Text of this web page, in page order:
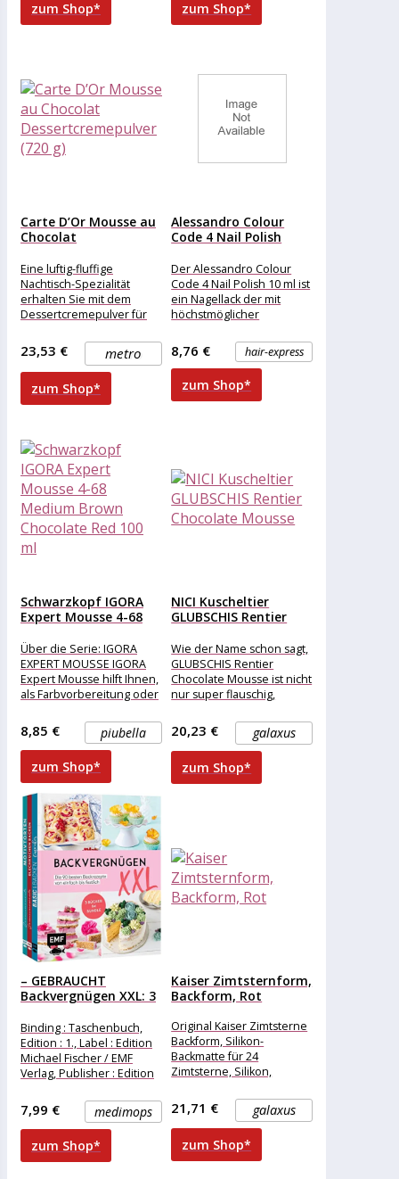
au Chocolat mit
zum Shop*
eine aufregende
zum Shop*
Carte D’Or Mousse au
Chocolat
(720...
Eine luftig-fluffige
Nachtisch-Spezialität
erhalten Sie mit dem
Dessertcremepulver für
Carte d`Or. Das Mousse
besticht durch einen
metro
23,53 €
zum Shop*
Alessandro Colour
Code 4 Nail Polish
Der Alessandro Colour
Code 4 Nail Polish 10 ml ist
ein Nagellack der mit
höchstmöglicher
enorme Deckkraft erzielt.
hair-express
8,76 €
zum Shop*
Schwarzkopf IGORA
Expert Mousse 4-68
Über die Serie: IGORA
EXPERT MOUSSE IGORA
Expert Mousse hilft Ihnen,
als Farbvorbereitung oder
zusätzlichen Schritt zu
gehen.
piubella
8,85 €
zum Shop*
NICI Kuscheltier
GLUBSCHIS Rentier
Wie der Name schon sagt,
GLUBSCHIS Rentier
Chocolate Mousse ist nicht
nur super flauschig,
süß wie
galaxus
20,23 €
zum Shop*
– GEBRAUCHT
Backvergnügen XXL: 3
Binding : Taschenbuch,
Edition : 1., Label : Edition
Michael Fischer / EMF
Verlag, Publisher : Edition
medimops
7,99 €
zum Shop*
Kaiser Zimtsternform,
Backform, Rot
Original Kaiser Zimtsterne
Backform, Silikon-
Backmatte für 24
Zimtsterne, Silikon,
Silikonform für Pralinen,
Parfait, Mousses,
Eiskonfekt - Inhalt: 2x
Backmatte
galaxus
21,71 €
zum Shop*